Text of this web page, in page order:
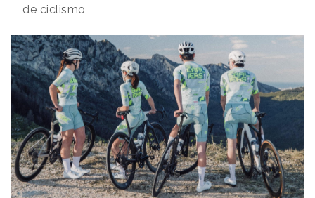
de ciclismo